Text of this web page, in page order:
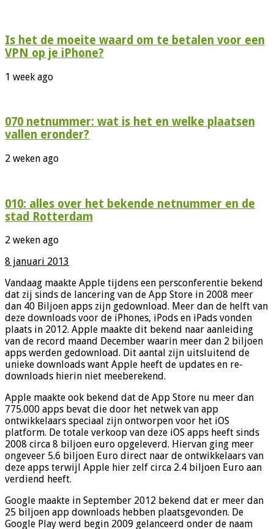
Is het de moeite waard om te betalen voor een
VPN op je iPhone?
1 week ago
070 netnummer: wat is het en welke plaatsen
vallen eronder?
2 weken ago
010: alles over het bekende netnummer en de
stad Rotterdam
2 weken ago
8 januari 2013
Vandaag maakte Apple tijdens een persconferentie bekend
dat zij sinds de lancering van de App Store in 2008 meer
dan 40 Biljoen apps zijn gedownload. Meer dan de helft van
deze downloads voor de iPhones, iPods en iPads vonden
plaats in 2012. Apple maakte dit bekend naar aanleiding
van de record maand December waarin meer dan 2 biljoen
apps werden gedownload. Dit aantal zijn uitsluitend de
unieke downloads want Apple heeft de updates en re-
downloads hierin niet meeberekend.
Apple maakte ook bekend dat de App Store nu meer dan
775.000 apps bevat die door het netwek van app
ontwikkelaars speciaal zijn ontworpen voor het iOS
platform. De totale verkoop van deze iOS apps heeft sinds
2008 circa 8 biljoen euro opgeleverd. Hiervan ging meer
ongeveer 5.6 biljoen Euro direct naar de ontwikkelaars van
deze apps terwijl Apple hier zelf circa 2.4 biljoen Euro aan
verdiend heeft.
Google maakte in September 2012 bekend dat er meer dan
25 biljoen app downloads hebben plaatsgevonden. De
Google Play werd begin 2009 gelanceerd onder de naam